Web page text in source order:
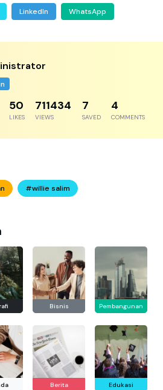
LinkedIn WhatsApp
61
LIKES
875611
VIEWS
8
SAVED
5
COMMENTS
#willie salim
Bisnis Pembangunan
Berita Edukasi